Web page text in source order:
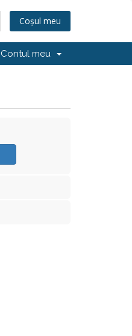
Coșul meu
Contul meu